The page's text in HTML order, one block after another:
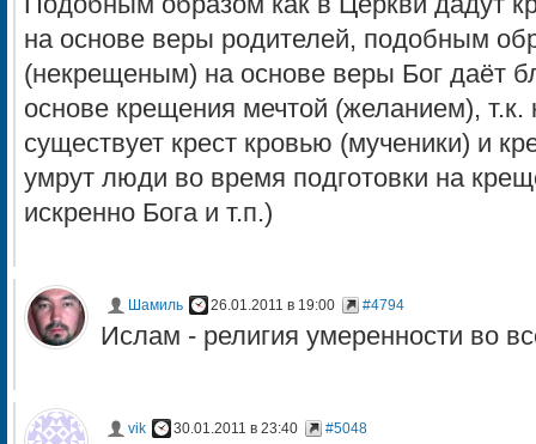
на основе веры родителей, подобным
(некрещеным) на основе веры Бог даёт
основе крещения мечтой (желанием),
существует крест кровью (мученики) и
умрут люди во время подготовки на
искренно Бога и т.п.)
Шамиль 26.01.2011 в 19:00 #4794
Ислам - религия умеренности во
vik 30.01.2011 в 23:40 #5048